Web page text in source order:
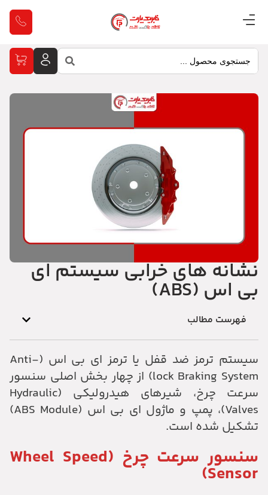
نشانه های خرابی سیستم ای
بی اس (ABS)
فهرست مطالب
سیستم ترمز ضد قفل یا ترمز ای بی اس (Anti-
lock Braking System) از چهار بخش اصلی سنسور
سرعت چرخ، شیرهای هیدرولیکی (Hydraulic
Valves)، پمپ و ماژول ای بی اس (ABS Module)
تشکیل شده است.
سنسور سرعت چرخ (Wheel Speed
Sensor)